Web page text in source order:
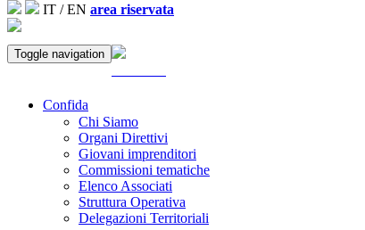
IT /EN area riservata
Toggle navigation
Confida
Chi Siamo
Organi Direttivi
Giovani imprenditori
Commissioni tematiche
Elenco Associati
Struttura Operativa
Delegazioni Territoriali